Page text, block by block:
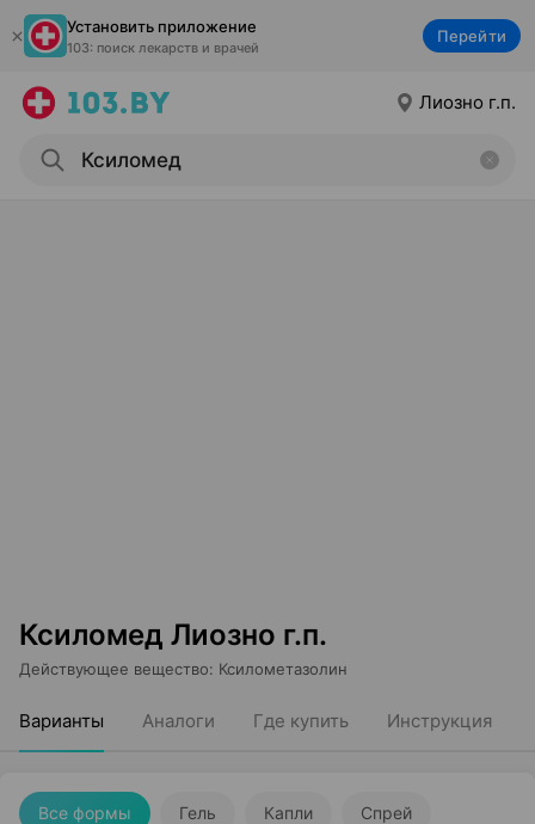
Установить приложение
103: поиск лекарств и врачей
Перейти
Лиозно г.п.
Ксиломед Лиозно г.п.
Действующее вещество: Ксилометазолин
Варианты Аналоги Где купить Инструкция
Все формы Гель Капли Спрей